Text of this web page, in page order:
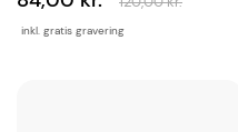
inkl. gratis gravering